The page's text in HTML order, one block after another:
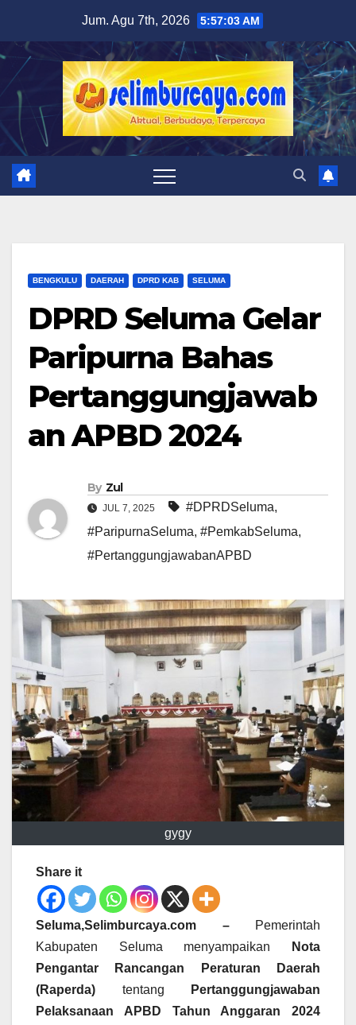
content
Jum. Agu 7th, 2026 5:57:04 AM
BENGKULU DAERAH DPRD KAB SELUMA
DPRD Seluma Gelar
Paripurna Bahas
Pertanggungjawab
an APBD 2024
By Zul
JUL 7, 2025 #DPRDSeluma,
#ParipurnaSeluma, #PemkabSeluma,
#PertanggungjawabanAPBD
gygy
Share it
Seluma,Selimburcaya.com –Pemerintah
Kabupaten Seluma menyampaikan
Nota
Pengantar Rancangan Peraturan Daerah
(Raperda) tentang
Pertanggungjawaban
Pelaksanaan APBD Tahun Anggaran 2024